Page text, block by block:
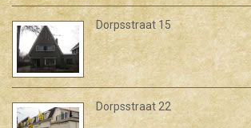
Dorpsstraat 15
Dorpsstraat 22